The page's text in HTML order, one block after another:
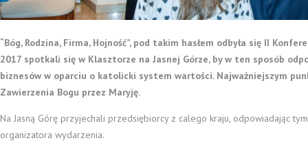
“Bóg, Rodzina, Firma, Hojność”, pod takim hasłem odbyła się II
2017 spotkali się w Klasztorze na Jasnej Górze, by w ten sposób
biznesów w oparciu o katolicki system wartości. Najważniejszym
Zawierzenia Bogu przez Maryję.
Na Jasną Górę przyjechali przedsiębiorcy z calego kraju, odpowiadając
organizatora wydarzenia.